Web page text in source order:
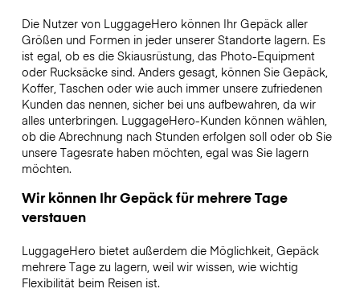
Die Nutzer von LuggageHero können Ihr Gepäck aller
Größen und Formen in jeder unserer Standorte lagern. Es
ist egal, ob es die Skiausrüstung, das Photo-Equipment
oder Rucksäcke sind. Anders gesagt, können Sie Gepäck,
Koffer, Taschen oder wie auch immer unsere zufriedenen
Kunden das nennen, sicher bei uns aufbewahren, da wir
alles unterbringen. LuggageHero-Kunden können wählen,
ob die Abrechnung nach Stunden erfolgen soll oder ob Sie
unsere Tagesrate haben möchten, egal was Sie lagern
möchten.
Wir können Ihr Gepäck für mehrere Tage
verstauen
LuggageHero bietet außerdem die Möglichkeit, Gepäck
mehrere Tage zu lagern, weil wir wissen, wie wichtig
Flexibilität beim Reisen ist.